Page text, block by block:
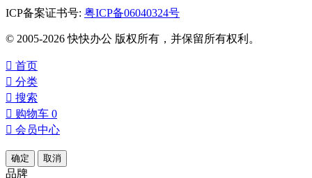
ICP备案证书号: 粤ICP备06040324号
© 2005-2026 快快办公 版权所有，并保留所有权利。
 首页
 分类
 搜索
 购物车 0
 会员中心
确定 取消
品牌